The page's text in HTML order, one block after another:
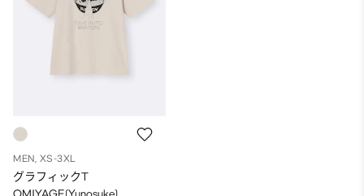
MEN, XS-3XL
グラフィックT